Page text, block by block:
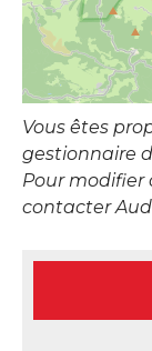
Vous êtes
gestionnaire
Pour modifier
contacter